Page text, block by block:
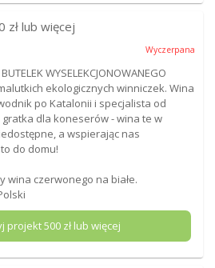
zł lub więcej
Wyczerpana
WYSELEKCJONOWANEGO
malutkich ekologicznych winniczek. Wina
po Katalonii i specjalista od
dla koneserów - wina te w
a wspierając nas
do domu!
wina czerwonego na białe.
projekt500zł lub więcej